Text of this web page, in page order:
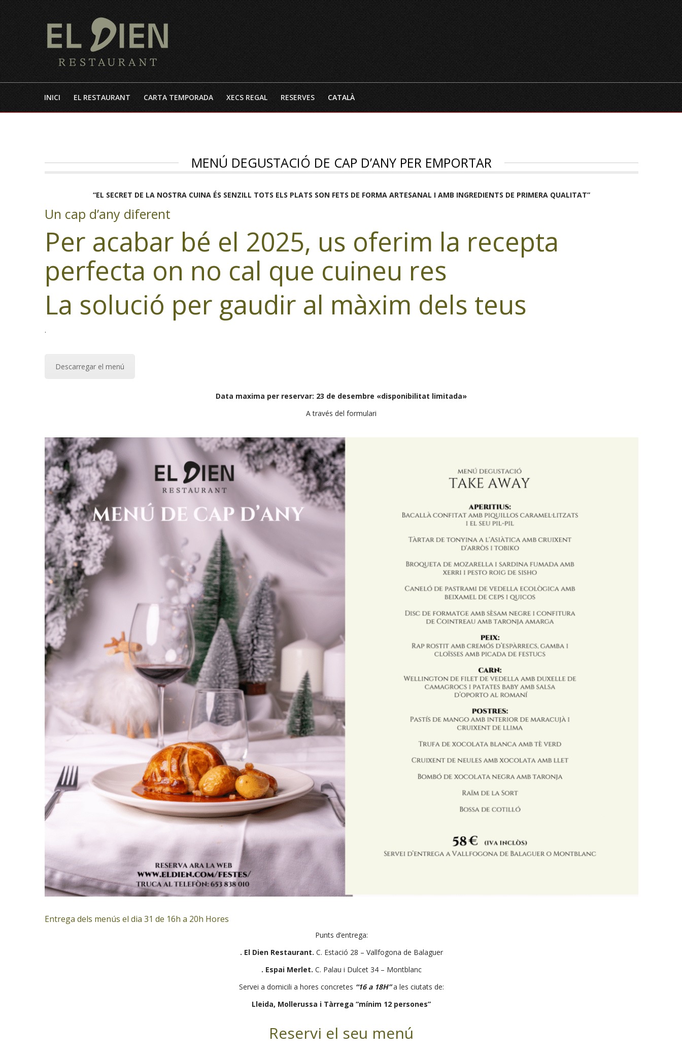
INICI EL RESTAURANT CARTA TEMPORADA XECS REGAL RESERVES CATALÀ
MENÚ DEGUSTACIÓ DE CAP D’ANY PER EMPORTAR
“EL SECRET DE LA NOSTRA CUINA ÉS SENZILL TOTS ELS PLATS SON FETS DE FORMA ARTESANAL I AMB INGREDIENTS DE PRIMERA QUALITAT”
Un cap d’any diferent
Per acabar bé el 2025, us oferim la recepta
perfecta on no cal que cuineu res
La solució per gaudir al màxim dels teus
.
Descarregar el menú
Data maxima per reservar: 23 de desembre «disponibilitat limitada»
A través del formulari
Entrega dels menús el dia 31 de 16h a 20h Hores
Punts d’entrega:
. El Dien Restaurant. C. Estació 28 – Vallfogona de Balaguer
. Espai Merlet. C. Palau i Dulcet 34 – Montblanc
Servei a domicili a hores concretes “16 a 18H”a les ciutats de:
Lleida, Mollerussa i Tàrrega “mínim 12 persones”
Reservi el seu menú
INICI EL RESTAURANT CARTA TEMPORADA XECS REGAL RESERVES CATALÀ